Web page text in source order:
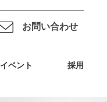
イベント 採用
お問い合わせ